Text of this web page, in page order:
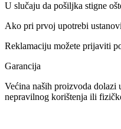
U slučaju da pošiljka stigne
Ako pri prvoj upotrebi
Reklamaciju možete prijaviti
Garancija
Većina naših proizvoda dolazi
nepravilnog korištenja ili